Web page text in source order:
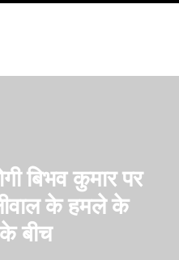
बिभव कुमार पर
के हमले के
बीच